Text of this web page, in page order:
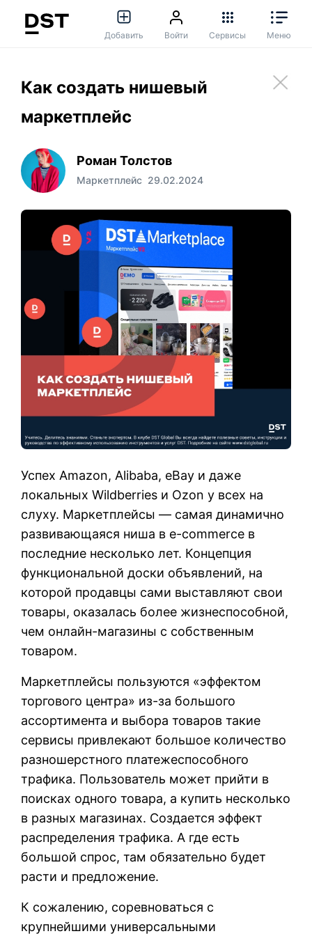
Добавить Войти Сервисы Меню
Как создать нишевый
маркетплейс
Роман Толстов
Маркетплейс 29.02.2024
Успех Amazon, Alibaba, eBay и даже
локальных Wildberries и Ozon у всех на
слуху. Маркетплейсы — самая динамично
развивающаяся ниша в e-commerce в
последние несколько лет. Концепция
функциональной доски объявлений, на
которой продавцы сами выставляют свои
товары, оказалась более жизнеспособной,
чем онлайн-магазины с собственным
товаром.
Маркетплейсы пользуются «эффектом
торгового центра» из-за большого
ассортимента и выбора товаров такие
сервисы привлекают большое количество
разношерстного платежеспособного
трафика. Пользователь может прийти в
поисках одного товара, а купить несколько
в разных магазинах. Создается эффект
распределения трафика. А где есть
большой спрос, там обязательно будет
расти и предложение.
К сожалению, соревноваться с
крупнейшими универсальными